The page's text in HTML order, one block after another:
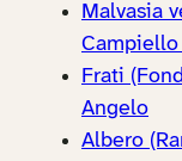
Malvasia
Frati
Angelo
Albero